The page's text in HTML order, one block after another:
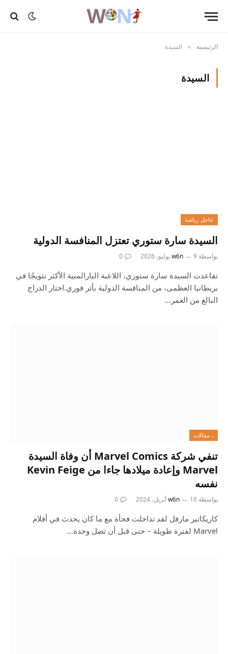
الرئيسية » السيدة
السيدة
عاجل رياضة
السيدة سارة ستوري تعتزل المنافسة الدولية
بواسطة w6n 9 يوليو، 2026 0
تقاعدت السيدة سارة ستوري، اللاعبة البارالمبية الأكثر تتويجًا في
بريطانيا العظمى، من المنافسة الدولية بأثر فوري.اختار الدراج
البالغ من العمر…
، مقالات
تنفي شركة Marvel Comics أن وفاة السيدة
Marvel وإعادة ميلادها جاءا من Kevin Feige
نفسه
بواسطة w6n 16 أبريل، 2024 0
كاريكاتير مارفل لقد تداخلت فجأة مع ما كان يحدث في أفلام
Marvel لفترة طويلة – حتى قبل أن تصل وحدة…